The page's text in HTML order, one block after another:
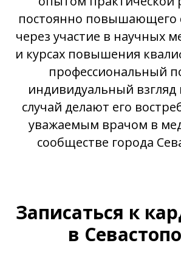
постоянно повышающего
через участие в научных
и курсах повышения
профессиональный
индивидуальный
случай делают его
уважаемым врачом в
сообществе города
Записаться к
в